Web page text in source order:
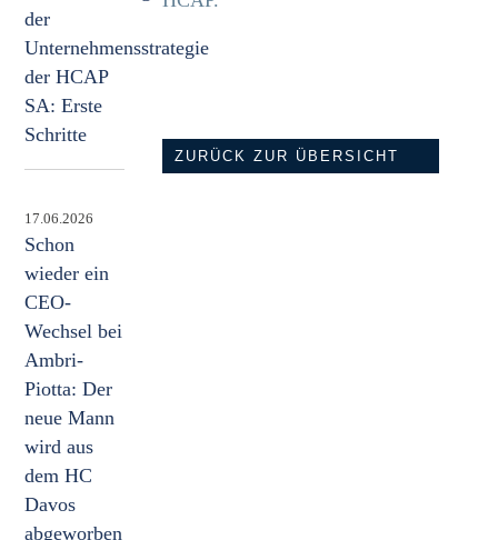
ZURÜCK ZUR ÜBERSICHT
der
Unternehmensstrategie
der HCAP
SA: Erste
Schritte
17.06.2026
Schon
wieder ein
CEO-
Wechsel bei
Ambri-
Piotta: Der
neue Mann
wird aus
dem HC
Davos
abgeworben